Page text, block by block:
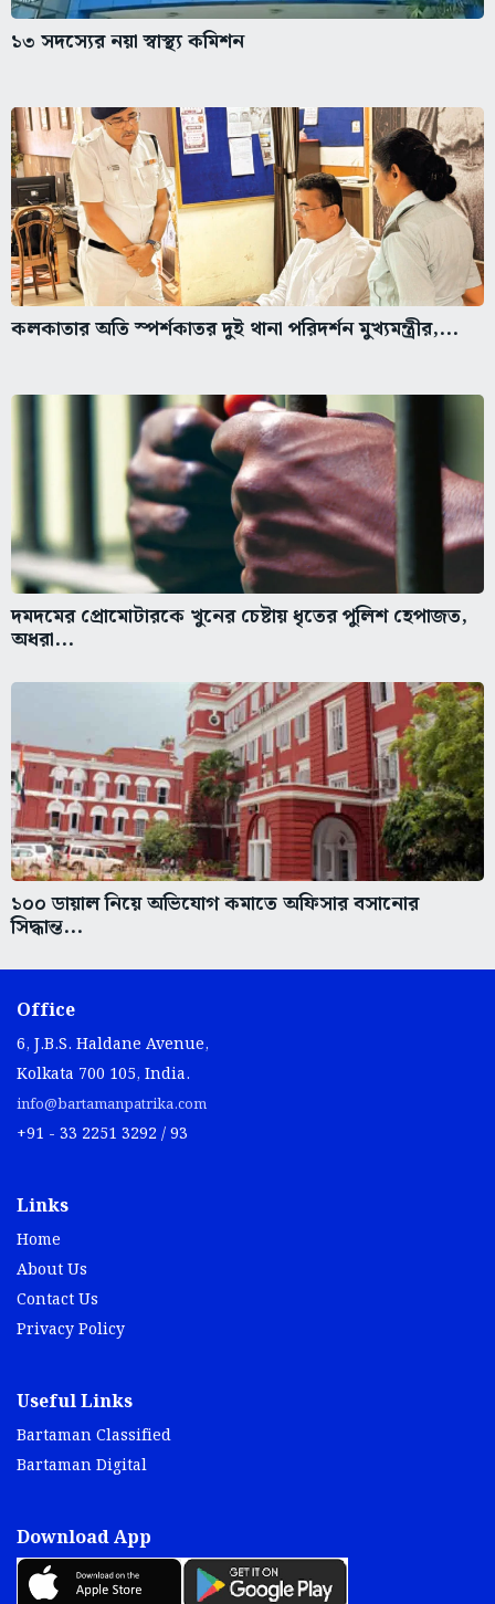
১৩ সদস্যের নয়া স্বাস্থ্য কমিশন
কলকাতার অতি স্পর্শকাতর দুই থানা পরিদর্শন মুখ্যমন্ত্রীর,...
দমদমের প্রোমোটারকে খুনের চেষ্টায় ধৃতের পুলিশ হেপাজত,
অধরা...
১০০ ডায়াল নিয়ে অভিযোগ কমাতে অফিসার বসানোর
সিদ্ধান্ত...
Office
6, J.B.S. Haldane Avenue,
Kolkata 700 105, India.
info@bartamanpatrika.com
+91 - 33 2251 3292 / 93
Links
Home
About Us
Contact Us
Privacy Policy
Useful Links
Bartaman Classified
Bartaman Digital
Download App